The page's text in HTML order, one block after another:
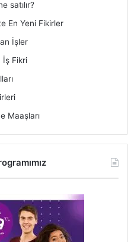
satılır?
En Yeni Fikirler
İşler
İş Fikri
Maaşları